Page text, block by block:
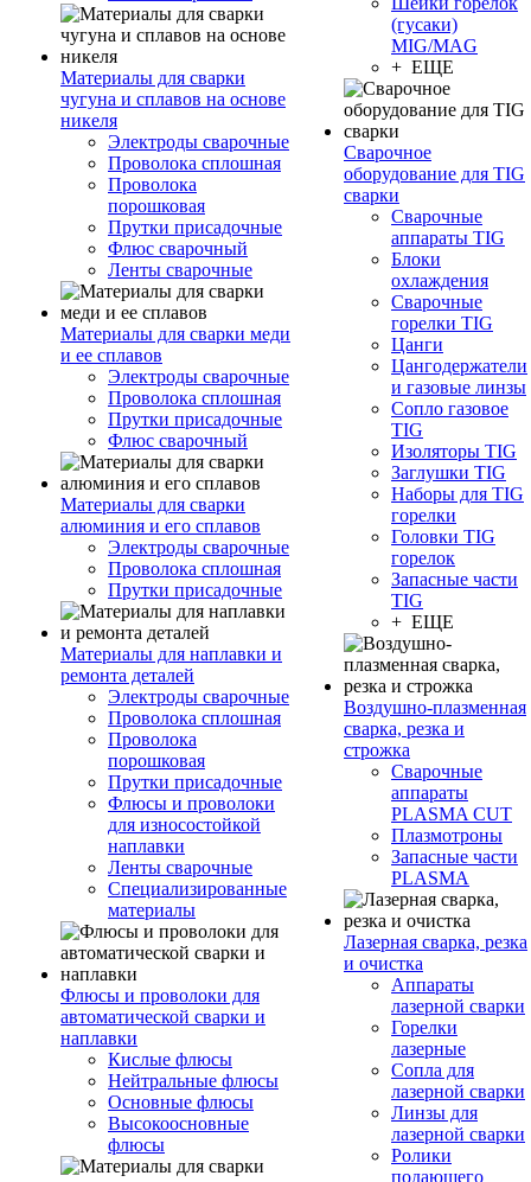
Материалы для сварки
чугуна и сплавов на основе
никеля
Электроды сварочные
Проволока сплошная
Проволока
порошковая
Прутки присадочные
Флюс сварочный
Ленты сварочные
Материалы для сварки меди
и ее сплавов
Электроды сварочные
Проволока сплошная
Прутки присадочные
Флюс сварочный
Материалы для сварки
алюминия и его сплавов
Электроды сварочные
Проволока сплошная
Прутки присадочные
Материалы для наплавки и
ремонта деталей
Электроды сварочные
Проволока сплошная
Проволока
порошковая
Прутки присадочные
Флюсы и проволоки
для износостойкой
наплавки
Ленты сварочные
Специализированные
материалы
Флюсы и проволоки для
автоматической сварки и
наплавки
Кислые флюсы
Нейтральные флюсы
Основные флюсы
Высокоосновные
флюсы
(гусаки)
MIG/MAG
+ ЕЩЕ
Сварочное
оборудование для TIG
сварки
Сварочные
аппараты TIG
Блоки
охлаждения
Сварочные
горелки TIG
Цанги
Цангодержатели
и газовые линзы
Сопло газовое
TIG
Изоляторы TIG
Заглушки TIG
Наборы для TIG
горелки
Головки TIG
горелок
Запасные части
TIG
+ ЕЩЕ
Воздушно-плазменная
сварка, резка и
строжка
Сварочные
аппараты
PLASMA CUT
Плазмотроны
Запасные части
PLASMA
Лазерная сварка, резка
и очистка
Аппараты
лазерной сварки
Горелки
лазерные
Сопла для
лазерной сварки
Линзы для
лазерной сварки
Ролики
подающего